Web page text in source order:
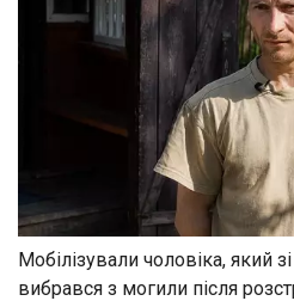
Мобілізували чоловіка, який
вибрався з могили після